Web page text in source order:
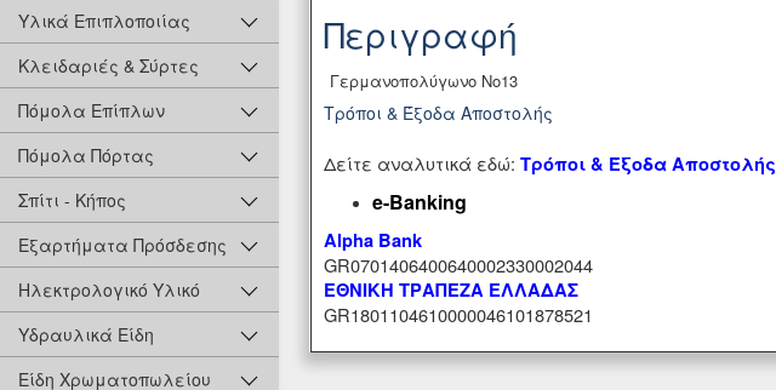
Υλικά Επιπλοποιίας
Κλειδαριές & Σύρτες
Πόμολα Επίπλων
Πόμολα Πόρτας
Σπίτι - Κήπος
Εξαρτήματα Πρόσδεσης
Ηλεκτρολογικό Υλικό
Υδραυλικά Είδη
Είδη Χρωματοπωλείου
Περιγραφή
Γερμανοπολύγωνο Νο13
Τρόποι & Έξοδα Αποστολής
Δείτε αναλυτικά εδώ:Τρόποι & Έξοδα Αποστολής
e-Banking
Alpha Bank
GR0701406400640002330002044
ΕΘΝΙΚΗ ΤΡΑΠΕΖΑ ΕΛΛΑΔΑΣ
GR1801104610000046101878521